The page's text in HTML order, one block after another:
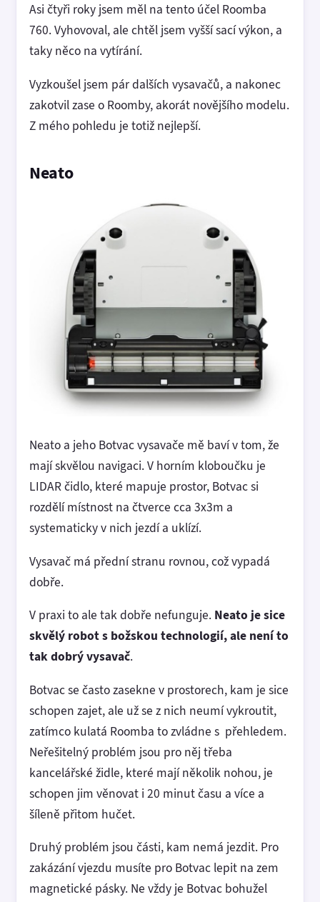
Asi čtyři roky jsem měl na tento účel Roomba
760. Vyhovoval, ale chtěl jsem vyšší sací výkon, a
taky něco na vytírání.
Vyzkoušel jsem pár dalších vysavačů, a nakonec
zakotvil zase o Roomby, akorát novějšího modelu.
Z mého pohledu je totiž nejlepší.
Neato
Neato a jeho Botvac vysavače mě baví v tom, že
mají skvělou navigaci. V horním kloboučku je
LIDAR čidlo, které mapuje prostor, Botvac si
rozdělí místnost na čtverce cca 3x3m a
systematicky v nich jezdí a uklízí.
Vysavač má přední stranu rovnou, což vypadá
dobře.
V praxi to ale tak dobře nefunguje. Neato je sice
skvělý robot s božskou technologií, ale není to
tak dobrý vysavač.
Botvac se často zasekne v prostorech, kam je sice
schopen zajet, ale už se z nich neumí vykroutit,
zatímco kulatá Roomba to zvládne s přehledem.
Neřešitelný problém jsou pro něj třeba
kancelářské židle, které mají několik nohou, je
schopen jim věnovat i 20 minut času a více a
šíleně přitom hučet.
Druhý problém jsou části, kam nemá jezdit. Pro
zakázání vjezdu musíte pro Botvac lepit na zem
magnetické pásky. Ne vždy je Botvac bohužel